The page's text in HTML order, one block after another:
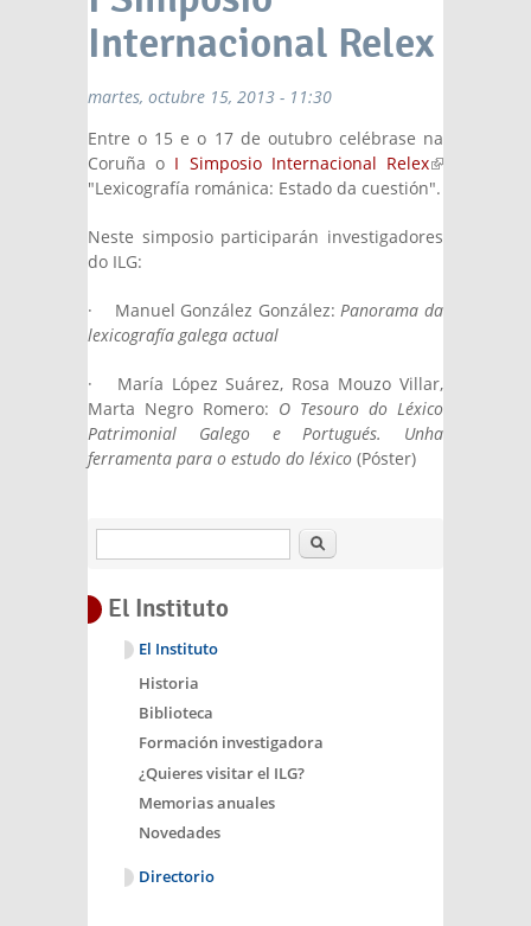
Internacional Relex
martes, octubre 15, 2013 - 11:30
Entre o 15 e o 17 de outubro celébrase na
Coruña o I Simposio Internacional Relex(link is
external)
"Lexicografía románica: Estado da cuestión".
Neste simposio participarán investigadores
do ILG:
· Manuel González González:Panorama da
lexicografía galega actual
· María López Suárez, Rosa Mouzo Villar,
Marta Negro Romero: O Tesouro do Léxico
Patrimonial Galego e Portugués. Unha
ferramenta para o estudo do léxico (Póster)
Buscar
El Instituto
El Instituto
Historia
Biblioteca
Formación investigadora
¿Quieres visitar el ILG?
Memorias anuales
Novedades
Directorio